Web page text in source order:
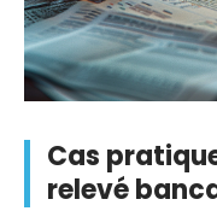
Cas
relevé